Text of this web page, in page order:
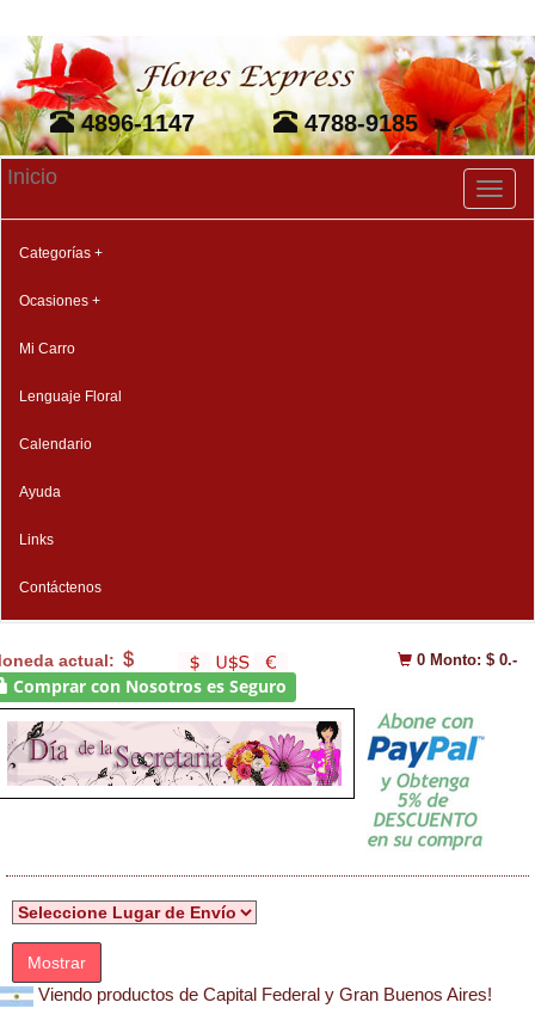
4896-1147 4788-9185
Inicio
Categorías +
Ocasiones +
Mi Carro
Lenguaje Floral
Calendario
Ayuda
Links
Contáctenos
actual: 0 Monto: $ 0.-
Comprar con Nosotros es Seguro
Mostrar
Viendo productos de Capital Federal y Gran Buenos Aires!